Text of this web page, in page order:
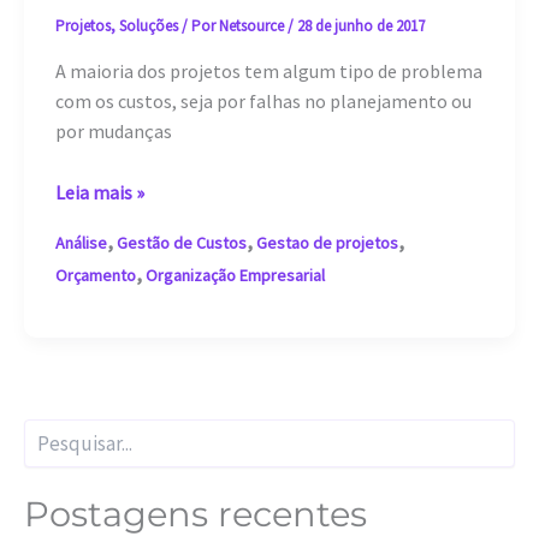
Projetos,Soluções/ PorNetsource/ 28 de junho de 2017
A maioria dos projetos tem algum tipo de problema
com os custos, seja por falhas no planejamento ou
por mudanças
Passo
passo:
aprenda
projetos
Leia mais »
Análise,Gestão de Custos,Gestao de projetos,
Orçamento,Organização Empresarial
q
uPostagens recentes